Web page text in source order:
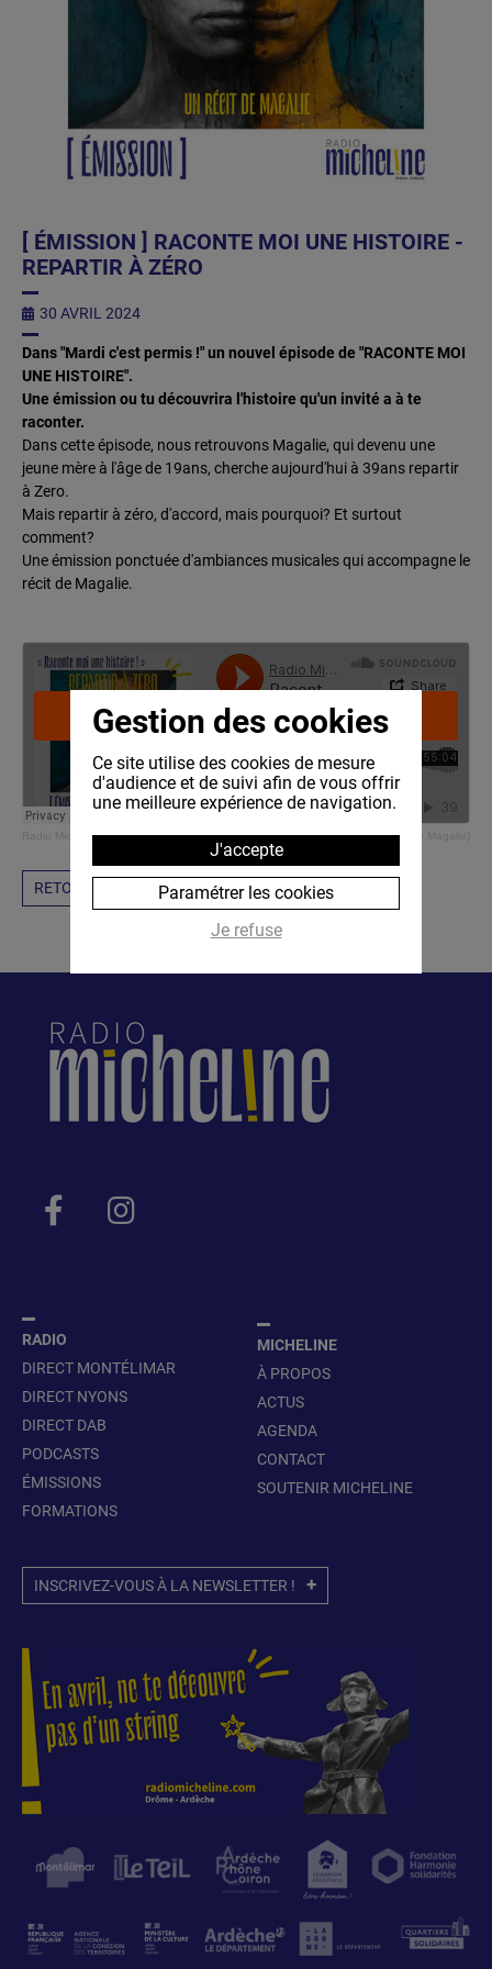
[ ÉMISSION ] RACONTE MOI UNE HISTOIRE -
REPARTIR À ZÉRO
30 AVRIL 2024
Dans "Mardi c'est permis !" un nouvel épisode de "RACONTE MOI
UNE HISTOIRE".
Une émission ou tu découvrira l'histoire qu'un invité a à te
raconter.
Dans cette épisode, nous retrouvons Magalie, qui devenu une
jeune mère à l'âge de 19ans, cherche aujourd'hui à 39ans repartir
à Zero.
Mais repartir à zéro, d'accord, mais pourquoi? Et surtout
comment?
Une émission ponctuée d'ambiances musicales qui accompagne le
récit de Magalie.
Radio Micheline·Raconte Moi Une Histoire! (Ep.5) - Repartir à Zéro (un récit de Magalie)
RETOUR
RADIO
DIRECT MONTÉLIMAR
DIRECT NYONS
DIRECT DAB
PODCASTS
ÉMISSIONS
FORMATIONS
MICHELINE
À PROPOS
ACTUS
AGENDA
CONTACT
SOUTENIR MICHELINE
INSCRIVEZ-VOUS À LA NEWSLETTER !
Gestion des cookies
Ce site utilise des cookies de mesure
d'audience et de suivi afin de vous offrir
une meilleure expérience de navigation.
J'accepte
Paramétrer les cookies
Je refuse